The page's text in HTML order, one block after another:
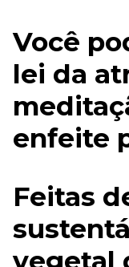
Você
lei da
enfeite
Feitas
vegetal